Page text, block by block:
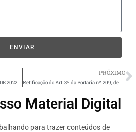
ENVIAR
2022
PRÓXIMO
Retificação do Art. 3º da Portaria nº 209, de 06 de junho de 2022.
Material Digital
para trazer conteúdos de